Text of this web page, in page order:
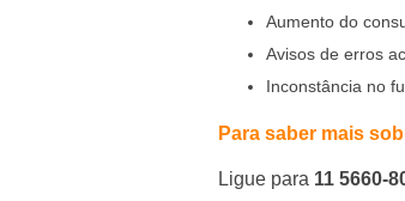
Aumento do
Avisos de erros
Inconstância no
Para saber mais
Ligue para 11 5660-